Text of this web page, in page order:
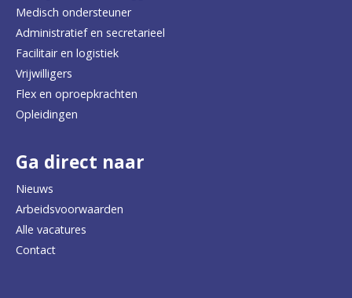
Medisch ondersteuner
Administratief en secretarieel
Facilitair en logistiek
Vrijwilligers
Flex en oproepkrachten
Opleidingen
Ga direct naar
Nieuws
Arbeidsvoorwaarden
Alle vacatures
Contact